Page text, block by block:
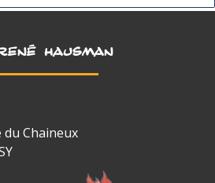
HAUSMAN
du Chaineux